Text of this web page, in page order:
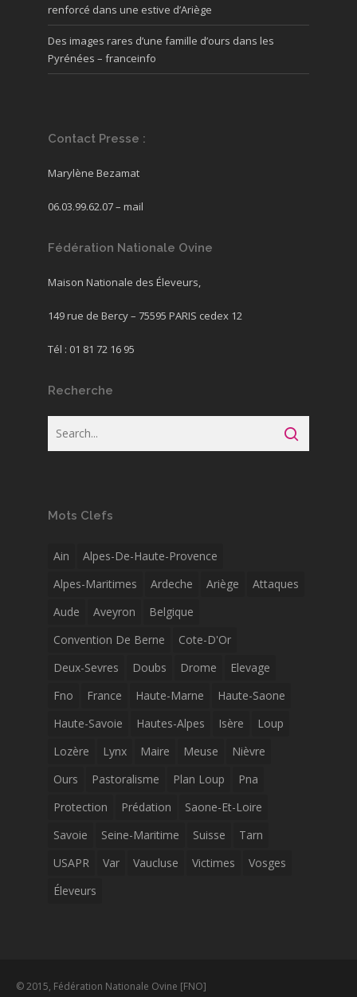
renforcé dans une estive d’Ariège
Des images rares d’une famille d’ours dans les
Pyrénées – franceinfo
Contact Presse :
Marylène Bezamat
06.03.99.62.07 – mail
Fédération Nationale Ovine
Maison Nationale des Éleveurs,
149 rue de Bercy – 75595 PARIS cedex 12
Tél : 01 81 72 16 95
Recherche
Mots Clefs
Ain
Alpes-De-Haute-Provence
Alpes-Maritimes
Ardeche Ariège
Attaques
Aude
Aveyron
Belgique
Convention De Berne
Cote-D'Or
Deux-Sevres
Doubs Drome
Elevage
Fno
France Haute-Marne
Haute-Saone
Haute-Savoie
Hautes-Alpes Isère
Loup
Lozère
Lynx Maire Meuse
Nièvre
Ours
Pastoralisme Plan Loup
Pna
Protection
Prédation
Saone-Et-Loire
Savoie
Seine-Maritime Suisse
Tarn
USAPR
Var Vaucluse Victimes
Vosges
Éleveurs
© 2015, Fédération Nationale Ovine [FNO]